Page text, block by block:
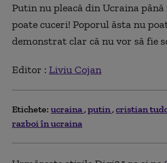
Putin nu pleacă din Ucraina
poate cuceri! Poporul ăsta nu
demonstrat clar că nu vor să fie
Editor : Liviu Cojan
Etichete: ucraina putin cristian
razboi în ucraina